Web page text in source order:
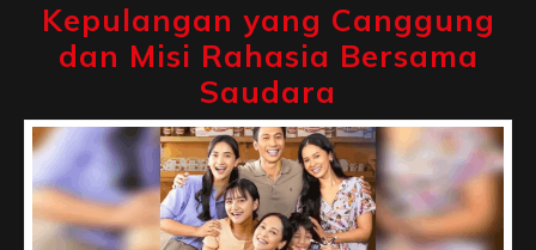
Kepulangan yang Canggung
dan Misi Rahasia Bersama
Saudara